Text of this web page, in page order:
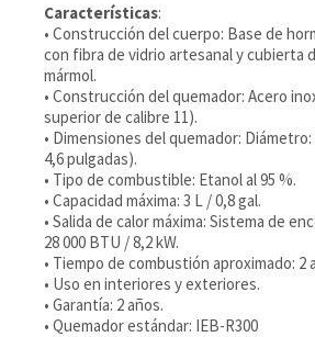
Características:
• Construcción del cuerpo: Base de
con fibra de vidrio artesanal y cubierta
mármol.
• Construcción del quemador: Acero
superior de calibre 11).
• Dimensiones del quemador: Diámetro:
4,6 pulgadas).
• Tipo de combustible: Etanol al 95 %.
• Capacidad máxima: 3 L / 0,8 gal.
• Salida de calor máxima: Sistema de
28 000 BTU / 8,2 kW.
• Tiempo de combustión aproximado: 2
• Uso en interiores y exteriores.
• Garantía: 2 años.
• Quemador estándar: IEB-R300